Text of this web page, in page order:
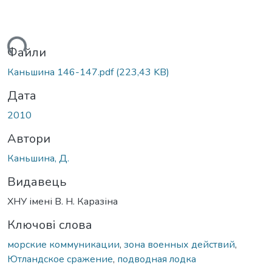
Файли
Каньшина 146-147.pdf(223,43 KB)
Дата
2010
Автори
Каньшина, Д.
Видавець
ХНУ імені В. Н. Каразіна
Ключові слова
морские коммуникации, зона военных действий,
Ютландское сражение, подводная лодка